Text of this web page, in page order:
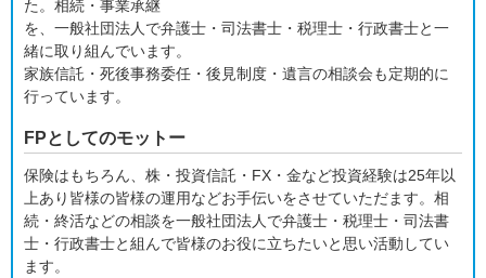
た。相続・事業承継
を、一般社団法人で弁護士・司法書士・税理士・行政書士と一
緒に取り組んでいます。
家族信託・死後事務委任・後見制度・遺言の相談会も定期的に
行っています。
FPとしてのモットー
保険はもちろん、株・投資信託・FX・金など投資経験は25年以
上あり皆様の皆様の運用などお手伝いをさせていただます。相
続・終活などの相談を一般社団法人で弁護士・税理士・司法書
士・行政書士と組んで皆様のお役に立ちたいと思い活動してい
ます。